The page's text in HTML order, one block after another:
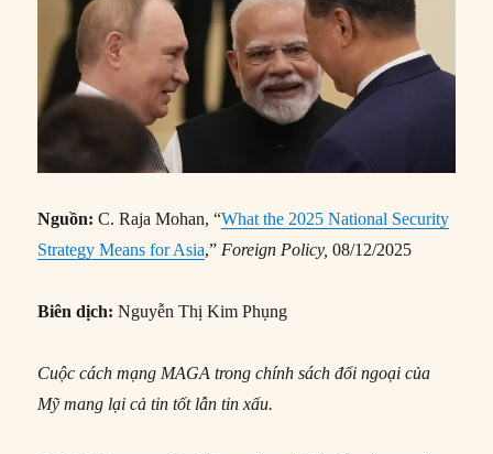
Nguồn:C. Raja Mohan, “What the 2025 National Security
Strategy Means for Asia,” Foreign Policy,08/12/2025
Biên dịch: Nguyễn Thị Kim Phụng
Cuộc cách mạng MAGA trong chính sách đối ngoại của
Mỹ mang lại cả tin tốt lẫn tin xấu.